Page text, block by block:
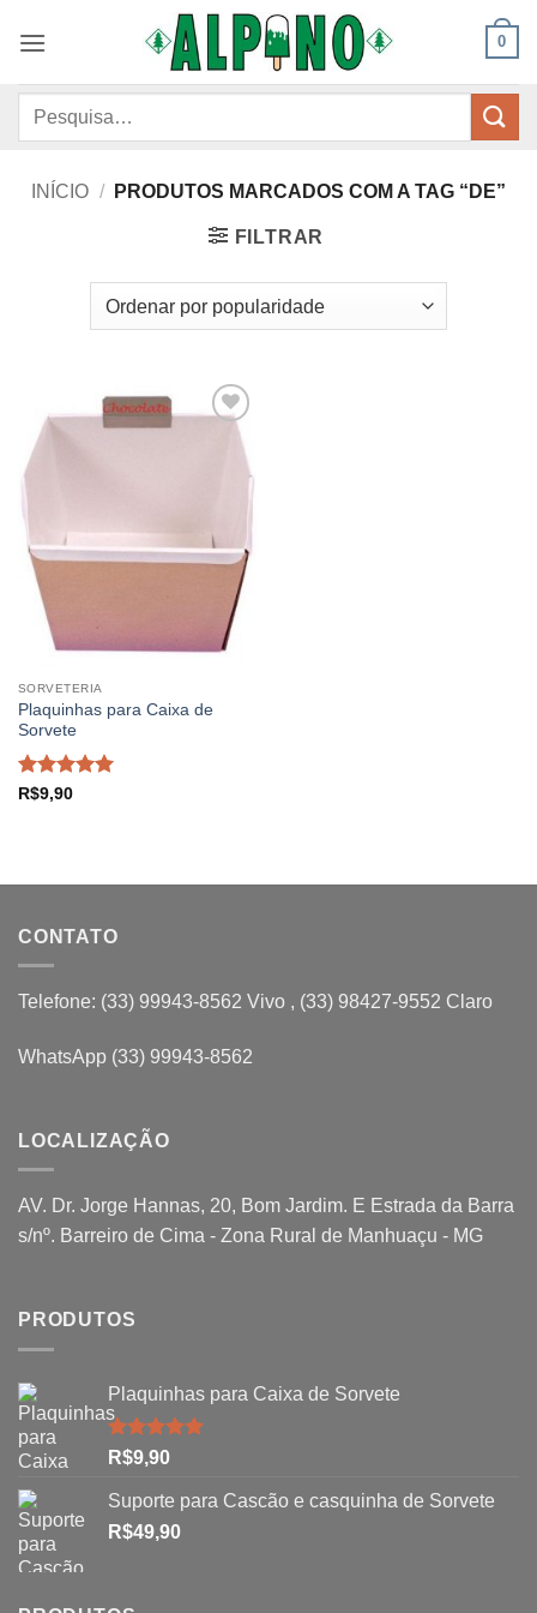
0
Pesquisar
INÍCIO / PRODUTOS MARCADOS COM A TAG “DE”
FILTRAR
Adicionar
SORVETERIA
Plaquinhas para Caixa de
Sorvete
Avaliação
R$9,90
CONTATO
Telefone: (33) 99943-8562 Vivo , (33) 98427-9552 Claro
WhatsApp (33) 99943-8562
LOCALIZAÇÃO
AV. Dr. Jorge Hannas, 20, Bom Jardim. E Estrada da Barra
s/nº. Barreiro de Cima - Zona Rural de Manhuaçu - MG
PRODUTOS
Plaquinhas para Caixa de Sorvete
Avaliação
5.00
de 5
R$9,90
Suporte para Cascão e casquinha de Sorvete
R$49,90